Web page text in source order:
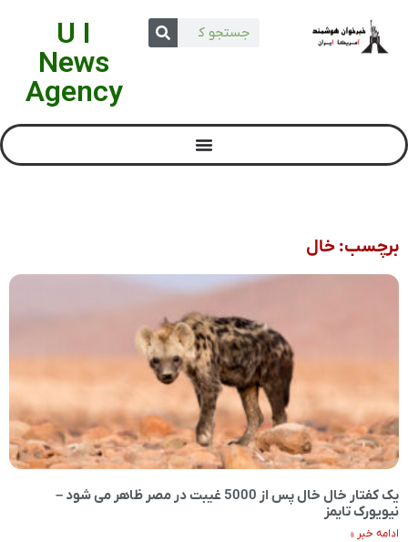
U I
News
Agency
برچسب: خال
یک کفتار خال خال پس از 5000 غیبت در مصر ظاهر می شود –
نیویورک تایمز
ادامه خبر »